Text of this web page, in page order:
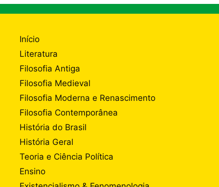
Início
Literatura
Filosofia Antiga
Filosofia Medieval
Filosofia Moderna e Renascimento
Filosofia Contemporânea
História do Brasil
História Geral
Teoria e Ciência Política
Ensino